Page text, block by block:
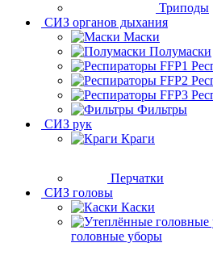
Триподы
СИЗ органов дыхания
Маски
Полумаски
Фильтры
СИЗ рук
Краги
Перчатки
СИЗ головы
Каски
головные уборы